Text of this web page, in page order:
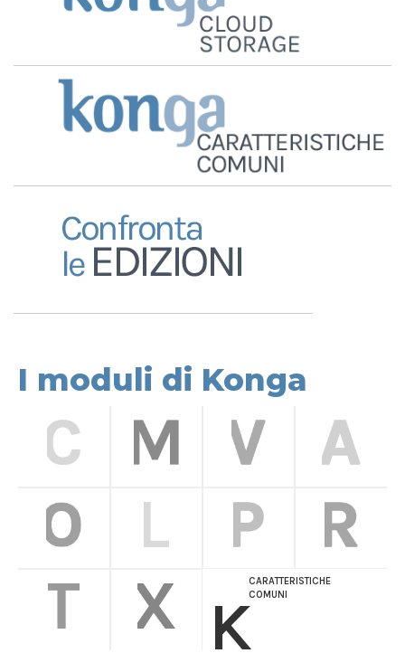
I moduli di Konga
K
CARATTERISTICHE
COMUNI